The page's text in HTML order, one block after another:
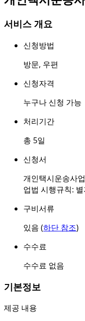
서비스 개요
신청방법
방문, 우편
신청자격
누구나 신청 가능
처리기간
총 5일
신청서
개인택시운송사
업법 시행규칙:
구비서류
있음 (하단 참조)
수수료
수수료 없음
기본정보
제공 내용